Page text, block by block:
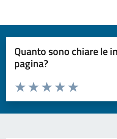
Quanto sono chiare le
pagina?
Valuta da 1 a 5 stelle la pagina
Valuta 5
Valuta 4 stelle su
Valuta 3 stelle su 5
Valuta 2 stelle su 5
Valuta 1 stelle su 5